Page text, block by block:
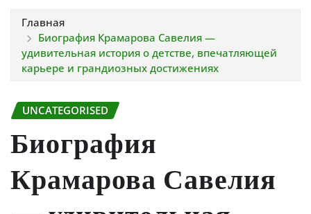
Главная
Биография Крамарова Савелия —
удивительная история о детстве, впечатляющей
карьере и грандиозных достижениях
UNCATEGORISED
Биография
Крамарова Савелия